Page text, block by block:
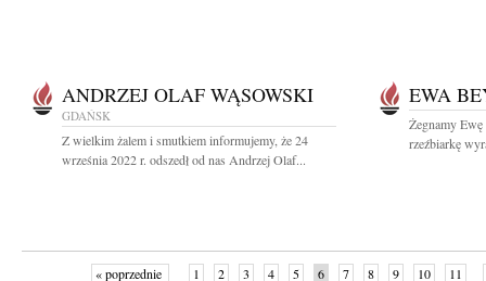
ANDRZEJ OLAF WĄSOWSKI
GDAŃSK
Z wielkim żalem i smutkiem informujemy, że 24
września 2022 r. odszedł od nas Andrzej Olaf...
EWA
Żegnamy
rzeźbiarkę
« poprzednie 1 2 3 4 5 6 7 8 9 10 11